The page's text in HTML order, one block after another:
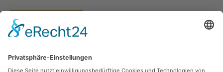
Vertrag widerrufen
Zahlungsarten